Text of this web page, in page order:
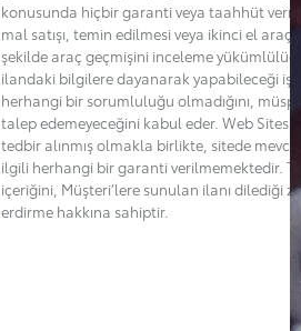
konusunda hiçbir garanti veya taahhüt
mal satışı, temin edilmesi veya ikinci el
şekilde araç geçmişini inceleme
ilandaki bilgilere dayanarak yapabileceği
herhangi bir sorumluluğu olmadığını,
talep edemeyeceğini kabul eder. Web
tedbir alınmış olmakla birlikte, sitede
ilgili herhangi bir garanti verilmemektedir.
içeriğini, Müşteri’lere sunulan ilanı dilediği
erdirme hakkına sahiptir.